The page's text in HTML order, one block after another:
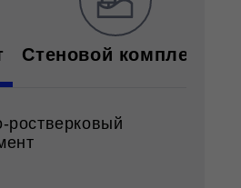
Стеновой комплект
ростверковый